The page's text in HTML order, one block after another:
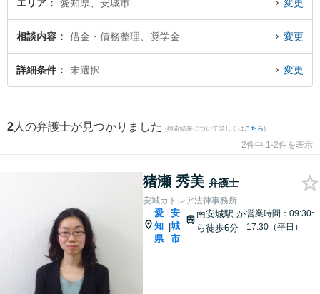
務整理のトラブル解決の実績豊富な近くの弁護士を検索したい』『初回相談無
料で奨学金の債務整理を法律相談できる安城市内の弁護士に相談予約したい』
などでお困りの相談者さんにおすすめです。
エリア 愛知県、安城市 変更
相談内容 借金・債務整理、奨学金 変更
詳細条件 未選択 変更
2 人の弁護士が見つかりました (検索結果について詳しくは こちら)
2件中 1-2件を表示
猪瀬 秀美 弁護士
安城カトレア法律事務所
愛
知
県
|
安
城
市
南安城駅 か
ら徒歩6分
営業時間：09:30~
17:30（平日）